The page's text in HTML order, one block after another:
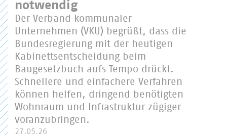
notwendig
Der Verband kommunaler
Unternehmen (VKU) begrüßt, dass die
Bundesregierung mit der heutigen
Kabinettsentscheidung beim
Baugesetzbuch aufs Tempo drückt.
Schnellere und einfachere Verfahren
können helfen, dringend benötigten
Wohnraum und Infrastruktur zügiger
voranzubringen.
27.05.26